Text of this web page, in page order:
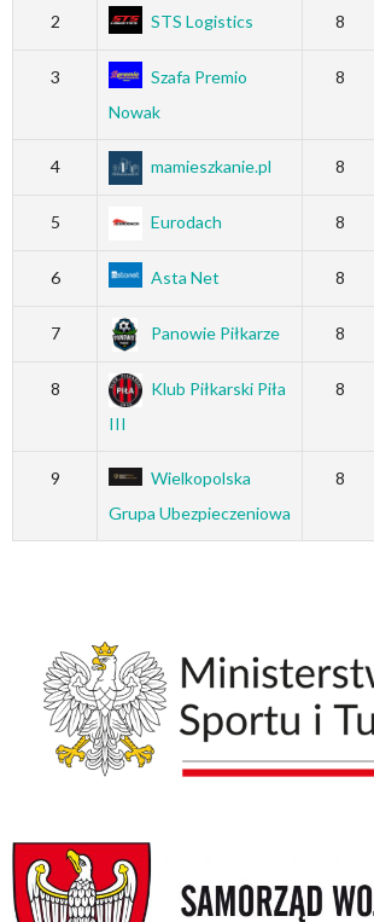
2 STS Logistics 8
3
Szafa Premio
Nowak
8
4 mamieszkanie.pl 8
5 Eurodach 8
6 Asta Net 8
7 Panowie Piłkarze 8
8
Klub Piłkarski Piła
III
8
9
Wielkopolska
Grupa Ubezpieczeniowa
8